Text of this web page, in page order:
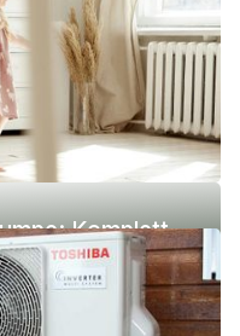
Komplett